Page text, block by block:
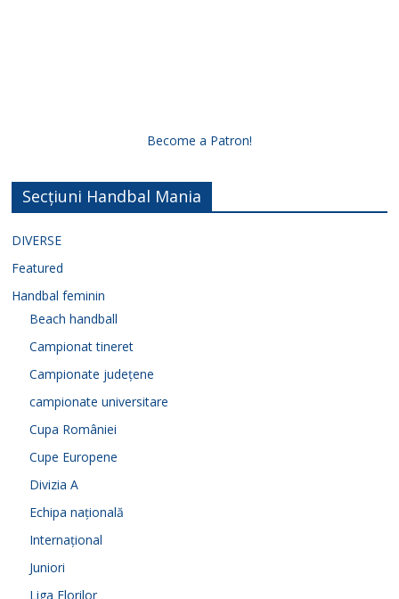
Become a Patron!
Secțiuni Handbal Mania
DIVERSE
Featured
Handbal feminin
Beach handball
Campionat tineret
Campionate județene
campionate universitare
Cupa României
Cupe Europene
Divizia A
Echipa națională
Internațional
Juniori
Liga Florilor